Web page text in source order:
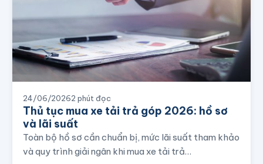
24/06/20262 phút đọc
Thủ tục mua xe tải trả góp 2026: hồ sơ
và lãi suất
Toàn bộ hồ sơ cần chuẩn bị, mức lãi suất tham khảo
và quy trình giải ngân khi mua xe tải trả…